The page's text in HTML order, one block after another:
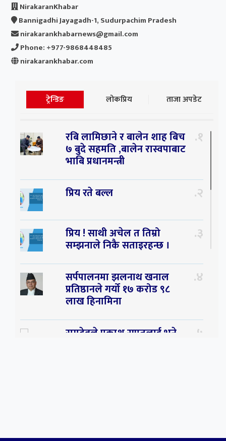
NirakaranKhabar
Bannigadhi Jayagadh-1, Sudurpachim Pradesh
nirakarankhabarnews@gmail.com
Phone: +977-9868448485
nirakarankhabar.com
ट्रेन्डिङ लोकप्रिय ताजा अपडेट
रबि लामिछाने र बालेन शाह बिच
७ बुदे सहमति ,बालेन रास्वपाबाट
भाबि प्रधानमन्त्री
१
प्रिय रते बल्ल २
प्रिय ! साथी अचेल त तिम्रो
सम्झनाले निकै सताइरहन्छ ।
३
सर्पपालनमा झलनाथ खनाल
प्रतिष्ठानले गर्यो १७ करोड ९८
लाख हिनामिना
४
रामदेवले प्रकाश सपुतलाई भने ५